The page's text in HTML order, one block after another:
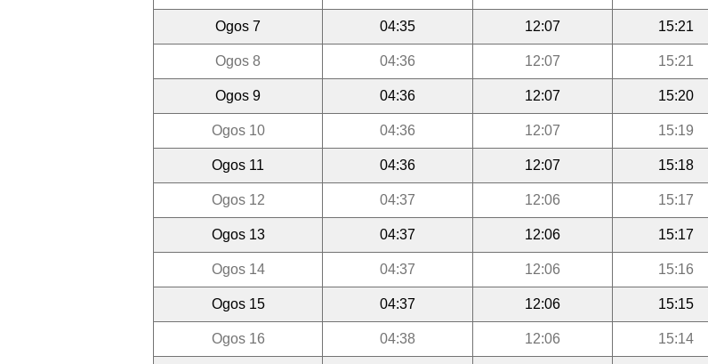
Ogos 7 04:35 12:07 15:21
Ogos 8 04:36 12:07 15:21
Ogos 9 04:36 12:07 15:20
Ogos 10 04:36 12:07 15:19
Ogos 11 04:36 12:07 15:18
Ogos 12 04:37 12:06 15:17
Ogos 13 04:37 12:06 15:17
Ogos 14 04:37 12:06 15:16
Ogos 15 04:37 12:06 15:15
Ogos 16 04:38 12:06 15:14